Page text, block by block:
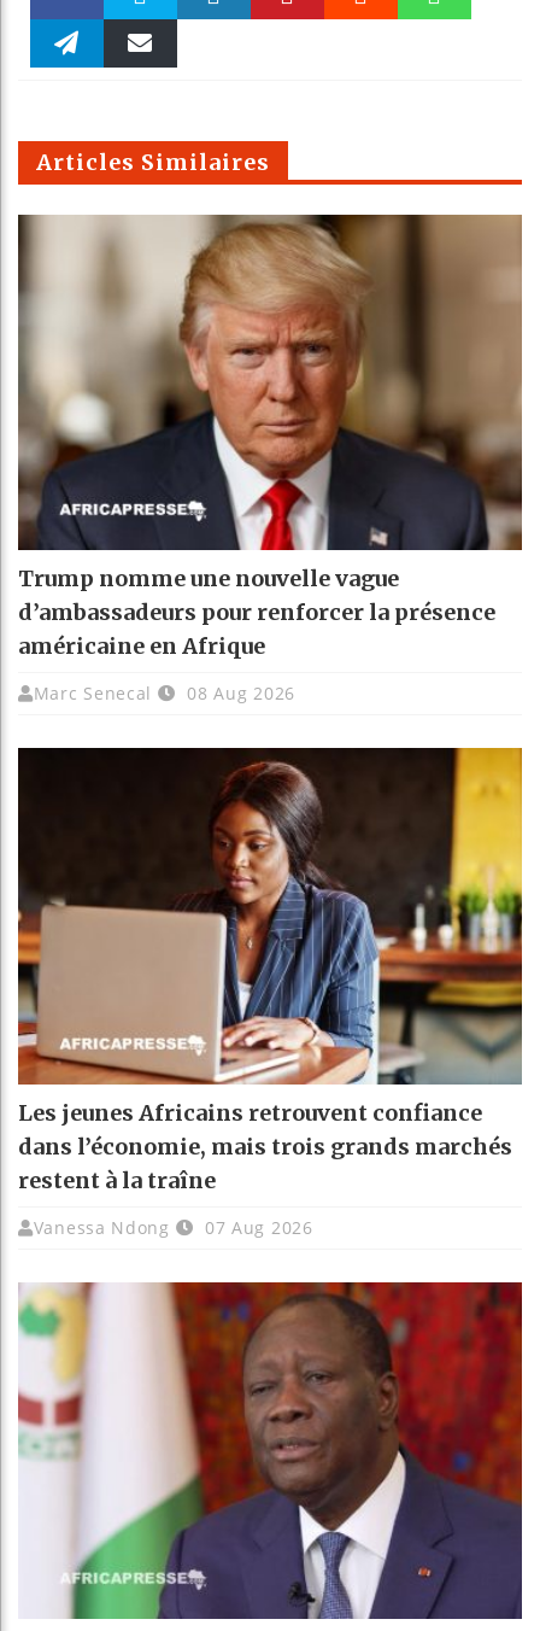
Faceboo Twitter
m
Articles Similaires
Trump nomme une nouvelle vague
d’ambassadeurs pour renforcer la présence
américaine en Afrique
Marc Senecal 08 Aug 2026
Les jeunes Africains retrouvent confiance
dans l’économie, mais trois grands marchés
restent à la traîne
Vanessa Ndong 07 Aug 2026